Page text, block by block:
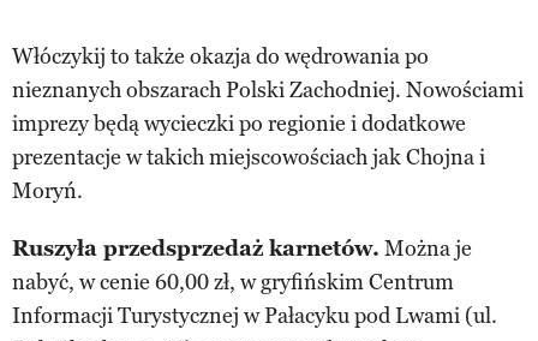
Włóczykij to także okazja do wędrowania po
nieznanych obszarach Polski Zachodniej. Nowościami
imprezy będą wycieczki po regionie i dodatkowe
prezentacje w takich miejscowościach jak Chojna i
Moryń.
Ruszyła przedsprzedaż karnetów. Można je
nabyć, w cenie 60,00 zł, w gryfińskim Centrum
Informacji Turystycznej w Pałacyku pod Lwami (ul.